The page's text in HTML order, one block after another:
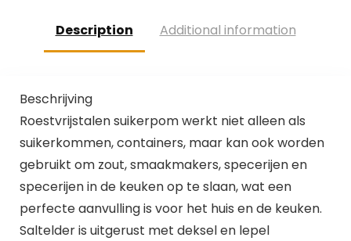
Description Additional information
Beschrijving
Roestvrijstalen suikerpom werkt niet alleen als
suikerkommen, containers, maar kan ook worden
gebruikt om zout, smaakmakers, specerijen en
specerijen in de keuken op te slaan, wat een
perfecte aanvulling is voor het huis en de keuken.
Saltelder is uitgerust met deksel en lepel